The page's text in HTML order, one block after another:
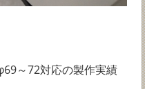
～72対応の製作実績